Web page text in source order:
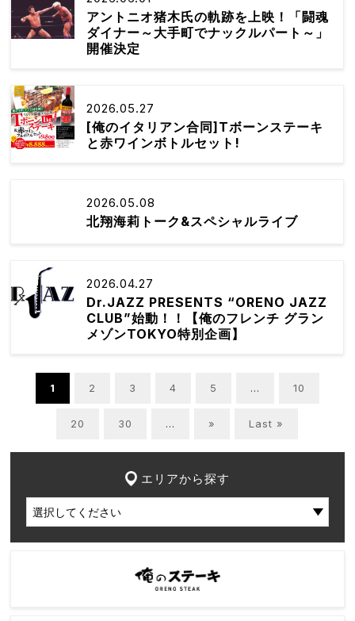
アントニオ猪木氏の軌跡を上映！「闘魂
ダイナー～大手町でナックルパート～」
開催決定
2026.05.27
[俺のイタリアン合同]Tボーンステーキ
と赤ワインボトルセット!
2026.05.08
北翔海莉トーク&スペシャルライブ
2026.04.27
Dr.JAZZ PRESENTS “ORENO JAZZ
CLUB”始動！！【俺のフレンチ グラン
メゾンTOKYO特別企画】
1 2 3 4 5 ... 10
20 30 ... » Last »
エリアから探す